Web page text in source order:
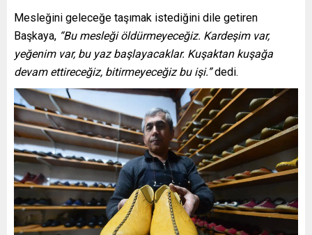
Mesleğini geleceğe taşımak istediğini dile getiren
Başkaya, “Bu mesleği öldürmeyeceğiz. Kardeşim var,
yeğenim var, bu yaz başlayacaklar. Kuşaktan kuşağa
devam ettireceğiz, bitirmeyeceğiz bu işi.”dedi.